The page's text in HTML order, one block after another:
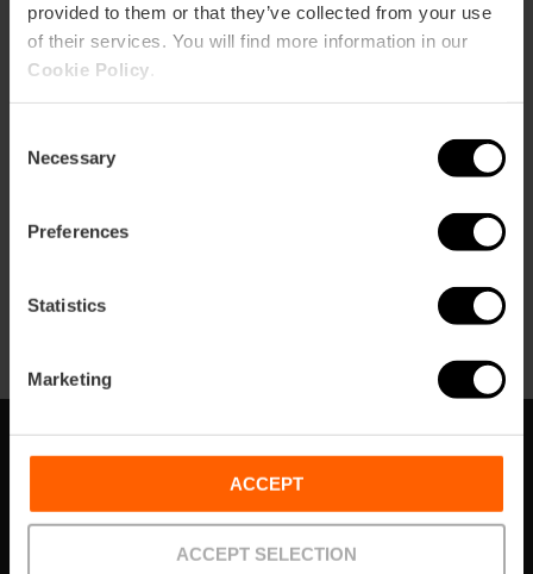
provided to them or that they’ve collected from your use
of their services. You will find more information in our
Cookie Policy
Selection
Necessary
Preferences
Statistics
Marketing
ACCEPT
ACCEPT SELECTION
Apartamentos turísticos en València:
Demanda online
Portal de asociados
Si eres miembro de la fundación, accede desde aquí a tu
espacio personal